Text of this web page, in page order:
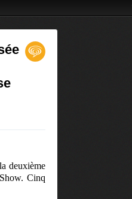
deuxième
Cinq